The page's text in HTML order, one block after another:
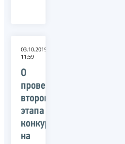
03.10.2019
11:59
О
проведении
второго
этапа
конкурса
на